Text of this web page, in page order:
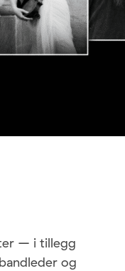
– i tillegg
og